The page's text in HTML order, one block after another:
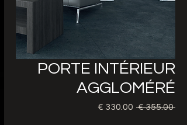
PORTE INTÉRIEUR
AGGLOMÉRÉ
‏355.00 €
سعر